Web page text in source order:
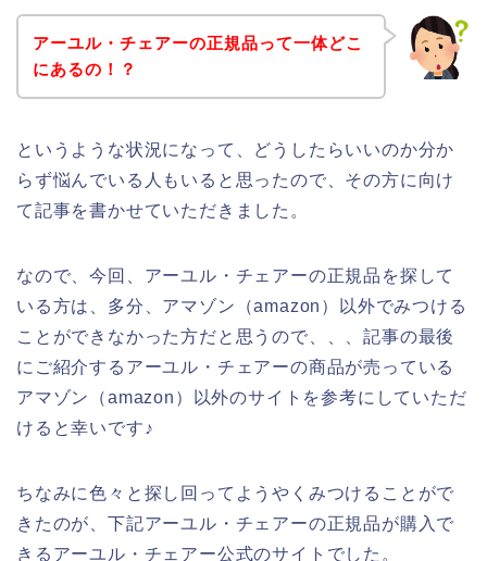
アーユル・チェアーの正規品って一体どこ
にあるの！？
というような状況になって、どうしたらいいのか分か
らず悩んでいる人もいると思ったので、その方に向け
て記事を書かせていただきました。
なので、今回、アーユル・チェアーの正規品を探して
いる方は、多分、アマゾン（amazon）以外でみつける
ことができなかった方だと思うので、、、記事の最後
にご紹介するアーユル・チェアーの商品が売っている
アマゾン（amazon）以外のサイトを参考にしていただ
けると幸いです♪
ちなみに色々と探し回ってようやくみつけることがで
きたのが、下記アーユル・チェアーの正規品が購入で
きるアーユル・チェアー公式のサイトでした。